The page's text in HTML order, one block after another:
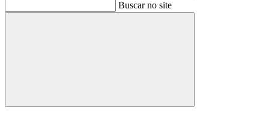
Buscar no site
Buscar